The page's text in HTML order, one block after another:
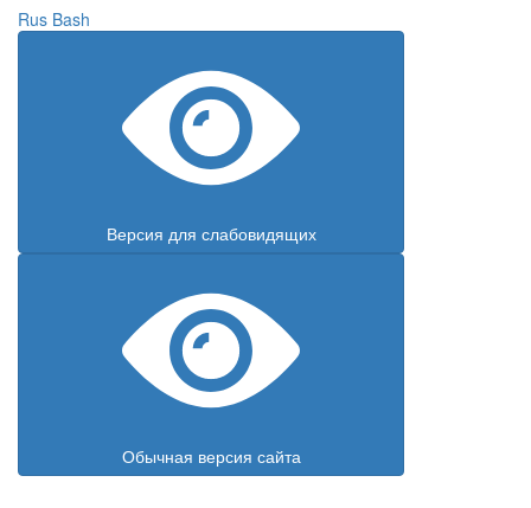
Rus Bash
Версия для слабовидящих
Обычная версия сайта